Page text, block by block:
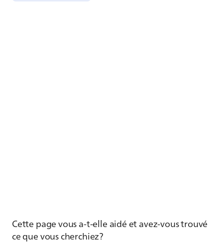
Cette page vous a-t-elle aidé et avez-vous trouvé
ce que vous cherchiez?